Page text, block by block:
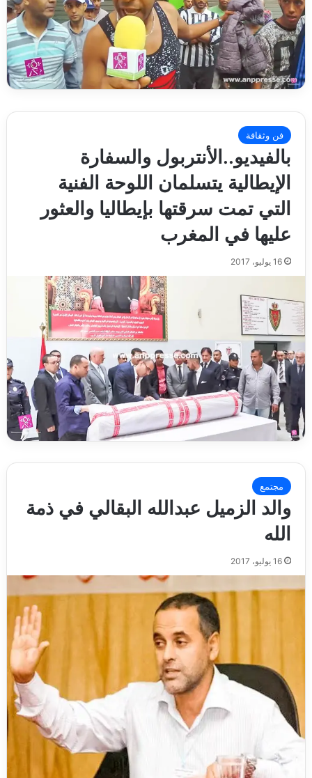
فن وثقافة
بالفيديو..الأنتربول والسفارة
الإيطالية يتسلمان اللوحة الفنية
التي تمت سرقتها بإيطاليا والعثور
عليها في المغرب
16 يوليو، 2017
مجتمع
والد الزميل عبدالله البقالي في ذمة
الله
16 يوليو، 2017